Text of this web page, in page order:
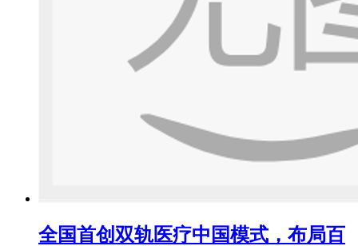
全国首创双轨医疗中国模式，布局百